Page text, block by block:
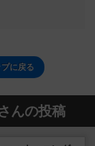
に戻る
んの投稿